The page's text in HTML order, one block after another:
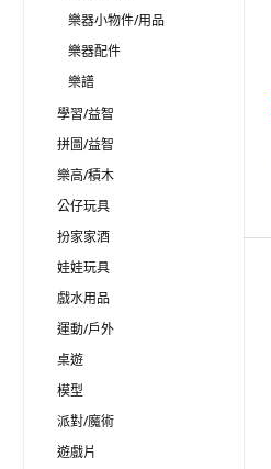
樂器小物件/用品
樂器配件
樂譜
學習/益智
拼圖/益智
樂高/積木
公仔玩具
扮家家酒
娃娃玩具
戲水用品
運動/戶外
桌遊
模型
派對/魔術
遊戲片